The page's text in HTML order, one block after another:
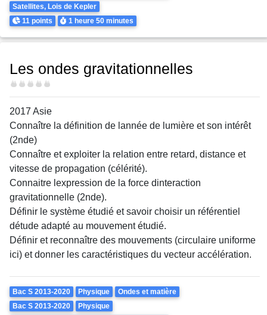
Satellites, Lois de Kepler
Points
11 points Durée
1 heure50 minutes
Les ondes gravitationnelles
Difficulté
2017 Asie
Connaître la définition de lannée de lumière et son intérêt
(2nde)
Connaître et exploiter la relation entre retard, distance et
vitesse de propagation (célérité).
Connaitre lexpression de la force dinteraction
gravitationnelle (2nde).
Définir le système étudié et savoir choisir un référentiel
détude adapté au mouvement étudié.
Définir et reconnaître des mouvements (circulaire uniforme
ici) et donner les caractéristiques du vecteur accélération.
Theme
Bac S 2013-2020 Physique
Ondes et matière
Bac S 2013-2020
Physique